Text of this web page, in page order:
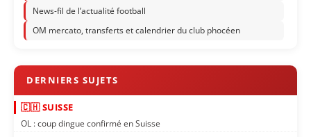
News-fil de l’actualité football
OM mercato, transferts et calendrier du club phocéen
🇨🇭 SUISSE
OL : coup dingue confirmé en Suisse